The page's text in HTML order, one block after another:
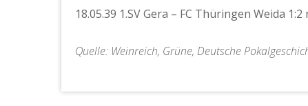
18.05.39 1.SV Gera – FC Thüringen Weida 1:2
Quelle: Weinreich, Grüne, Deutsche